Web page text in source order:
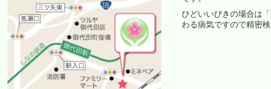
ひどいいびきの場合は
わる病気ですので精密検